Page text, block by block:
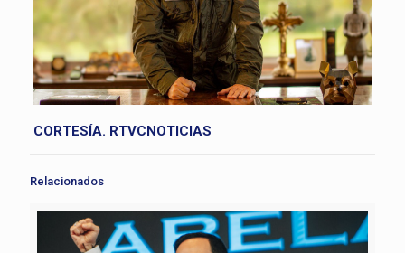
CORTESÍA. RTVCNOTICIAS
Relacionados